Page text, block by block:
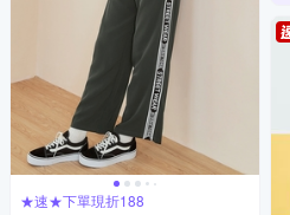
★速★下單現折188